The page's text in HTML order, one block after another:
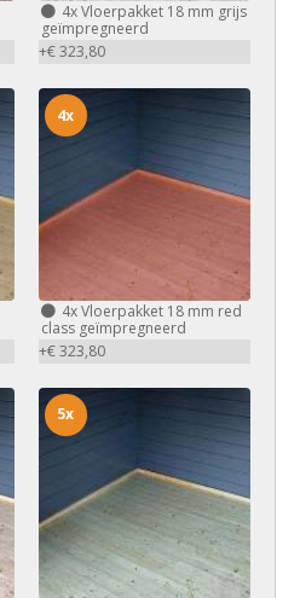
4xVloerpakket 18 mm grijs
geïmpregneerd
+€ 323,80
4xVloerpakket 18 mm red
class geïmpregneerd
+€ 323,80
4x
5x